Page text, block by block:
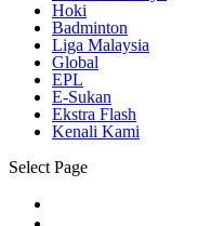
Hoki
Badminton
Liga Malaysia
Global
EPL
E-Sukan
Ekstra Flash
Kenali Kami
Select Page